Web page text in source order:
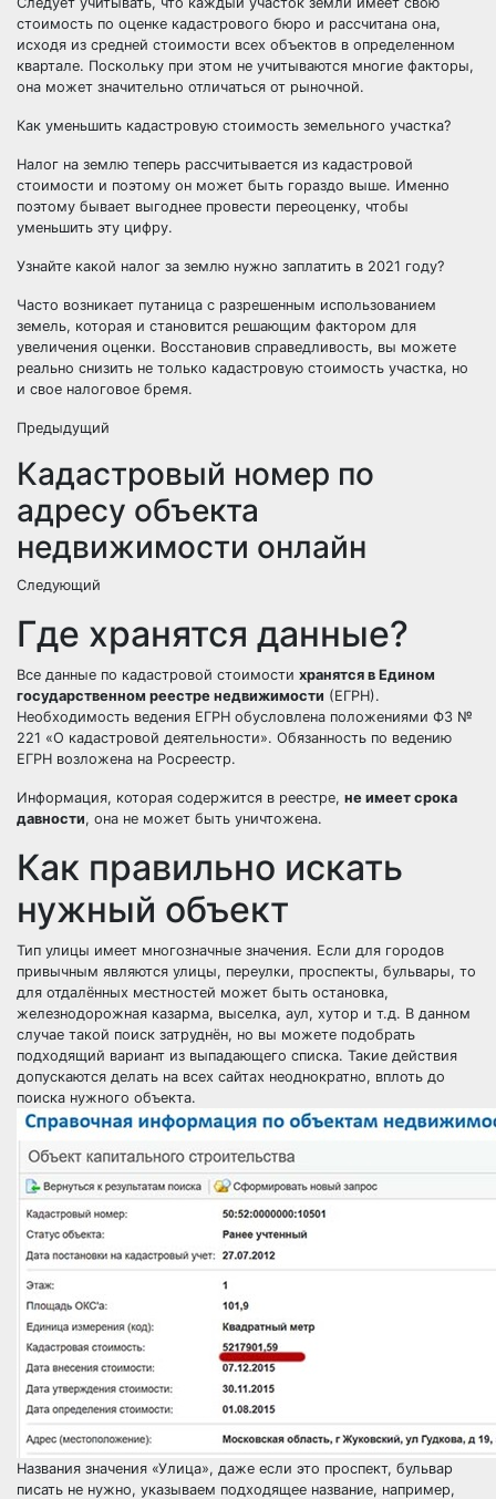
стоимость по оценке кадастрового бюро и рассчитана она,
исходя из средней стоимости всех объектов в определенном
квартале. Поскольку при этом не учитываются многие факторы,
она может значительно отличаться от рыночной.
Как уменьшить кадастровую стоимость земельного участка?
Налог на землю теперь рассчитывается из кадастровой
стоимости и поэтому он может быть гораздо выше. Именно
поэтому бывает выгоднее провести переоценку, чтобы
уменьшить эту цифру.
Узнайте какой налог за землю нужно заплатить в 2021 году?
Часто возникает путаница с разрешенным использованием
земель, которая и становится решающим фактором для
увеличения оценки. Восстановив справедливость, вы можете
реально снизить не только кадастровую стоимость участка, но
и свое налоговое бремя.
Предыдущий
Кадастровый номер по
адресу объекта
недвижимости онлайн
Следующий
Где хранятся данные?
Все данные по кадастровой стоимости хранятся в Едином
государственном реестре недвижимости (ЕГРН).
Необходимость ведения ЕГРН обусловлена положениями ФЗ №
221 «О кадастровой деятельности». Обязанность по ведению
ЕГРН возложена на Росреестр.
Информация, которая содержится в реестре, не имеет срока
давности, она не может быть уничтожена.
Как правильно искать
нужный объект
Тип улицы имеет многозначные значения. Если для городов
привычным являются улицы, переулки, проспекты, бульвары, то
для отдалённых местностей может быть остановка,
железнодорожная казарма, выселка, аул, хутор и т.д. В данном
случае такой поиск затруднён, но вы можете подобрать
подходящий вариант из выпадающего списка. Такие действия
допускаются делать на всех сайтах неоднократно, вплоть до
поиска нужного объекта.
Названия значения «Улица», даже если это проспект, бульвар
писать не нужно, указываем подходящее название, например,